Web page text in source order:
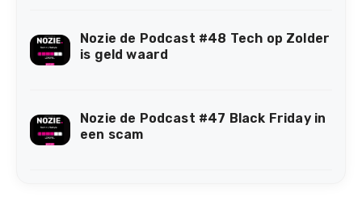
Nozie de Podcast #48 Tech op Zolder
is geld waard
Nozie de Podcast #47 Black Friday in
een scam